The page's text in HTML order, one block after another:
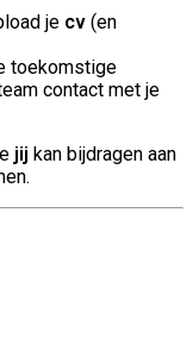
je cv (en
toekomstige
contact met je
jij kan bijdragen aan